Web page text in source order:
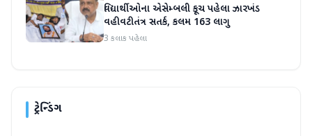
વિદ્યાર્થીઓના એસેમ્બલી કૂચ પહેલા ઝારખંડ
વહીવટીતંત્ર સતર્ક, કલમ 163 લાગુ
3 કલાક પહેલા
ટ્રેન્ડિંગ